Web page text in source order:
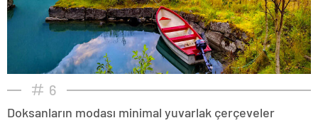
6
Doksanların modası minimal yuvarlak çerçeveler